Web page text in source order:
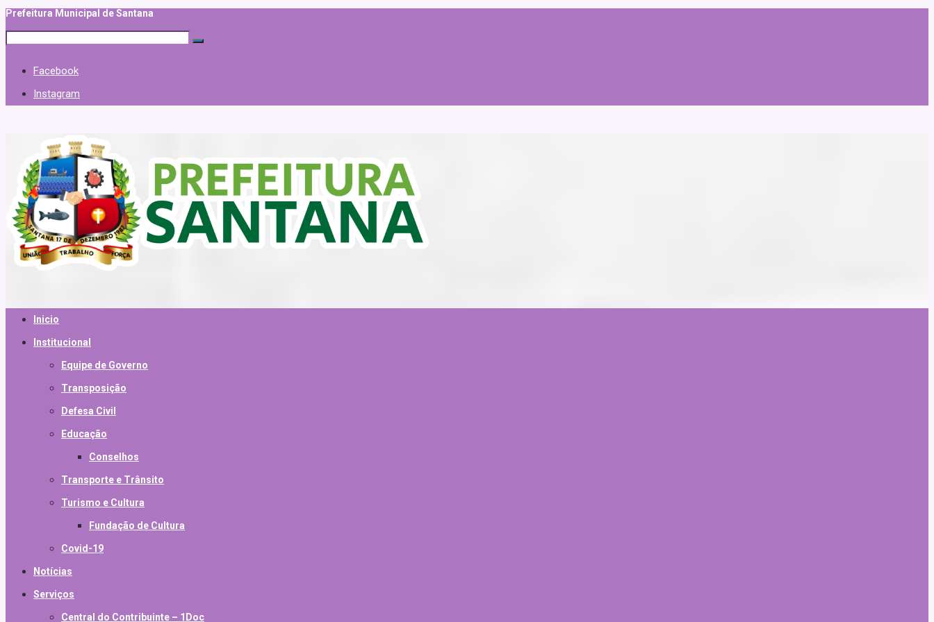
Prefeitura Municipal de Santana
Facebook
Instagram
Inicio
Institucional
Equipe de Governo
Transposição
Defesa Civil
Educação
Conselhos
Transporte e Trânsito
Turismo e Cultura
Fundação de Cultura
Covid-19
Notícias
Serviços
Central do Contribuinte – 1Doc